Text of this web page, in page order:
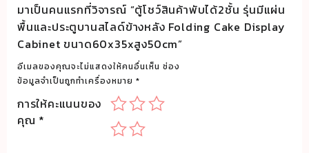
พื้น
และ
ประตู
บาน
สไลด์
ข้าง
หลัง
มาเป็นคนแรกที่วิจารณ์ “ตู้โชว์สินค้าพับได้2ชั้น รุ่นมีแผ่น
พื้นและประตูบานสไลด์ข้างหลัง Folding Cake Display
Cabinet ขนาด60x35xสูง50cm”
อีเมลของคุณจะไม่แสดงให้คนอื่นเห็น ช่อง
ข้อมูลจำเป็นถูกทำเครื่องหมาย *
การให้คะแนนของ
คุณ *